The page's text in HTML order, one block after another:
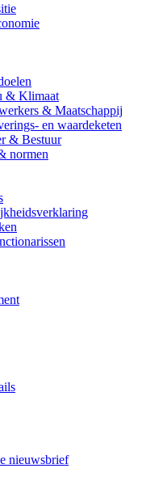
& Klimaat
& Maatschappij
en waardeketen
& Bestuur
normen
nieuwsbrief